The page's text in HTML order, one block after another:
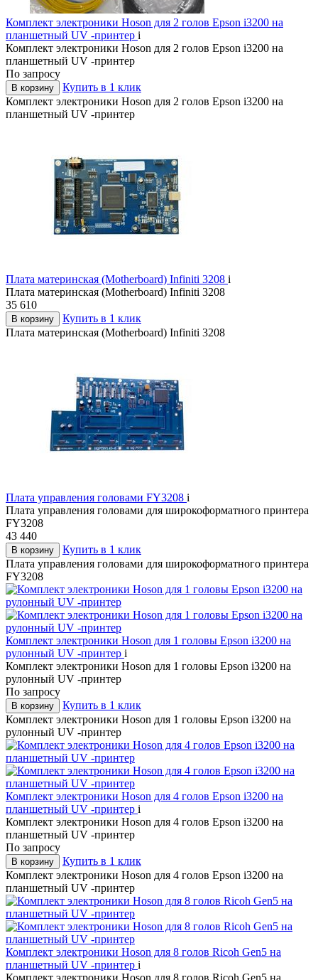
Комплект электроники Hoson для 2 голов Epson i3200 на
планшетный UV -принтер i
Комплект электроники Hoson для 2 голов Epson i3200 на
планшетный UV -принтер
По запросу
В корзину
Купить в 1 клик
Комплект электроники Hoson для 2 голов Epson i3200 на
планшетный UV -принтер
Плата материнская (Motherboard) Infiniti 3208 i
Плата материнская (Motherboard) Infiniti 3208
35 610
В корзину
Купить в 1 клик
Плата материнская (Motherboard) Infiniti 3208
Плата управления головами FY3208 i
Плата управления головами для широкоформатного принтера
FY3208
43 440
В корзину
Купить в 1 клик
Плата управления головами для широкоформатного принтера
FY3208
Комплект электроники Hoson для 1 головы Epson i3200 на
рулонный UV -принтер i
Комплект электроники Hoson для 1 головы Epson i3200 на
рулонный UV -принтер
По запросу
В корзину
Купить в 1 клик
Комплект электроники Hoson для 1 головы Epson i3200 на
рулонный UV -принтер
Комплект электроники Hoson для 4 голов Epson i3200 на
планшетный UV -принтер i
Комплект электроники Hoson для 4 голов Epson i3200 на
планшетный UV -принтер
По запросу
В корзину
Купить в 1 клик
Комплект электроники Hoson для 4 голов Epson i3200 на
планшетный UV -принтер
Комплект электроники Hoson для 8 голов Ricoh Gen5 на
планшетный UV -принтер i
Комплект электроники Hoson для 8 голов Ricoh Gen5 на